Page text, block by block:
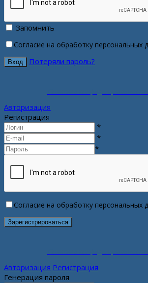
Запомнить
Согласие на обработку персональных
Потеряли пароль?
Авторизация
Регистрация
*
*
*
Согласие на обработку персональных
Авторизация Регистрация
Генерация пароля